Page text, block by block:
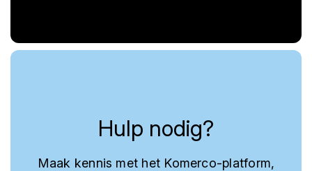
Hulp nodig?
Maak kennis met het Komerco-platform,